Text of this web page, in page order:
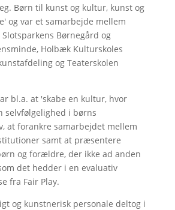
Børn til kunst og kultur, kunst og
og var et samarbejde mellem
Slotsparkens Børnegård og
Holbæk Kulturskoles
og Teaterskolen
bl.a. at 'skabe en kultur, hvor
selvfølgelighed i børns
at forankre samarbejdet mellem
samt at præsentere
og forældre, der ikke ad anden
det hedder i en evaluativ
fra Fair Play.
og kunstnerisk personale deltog i